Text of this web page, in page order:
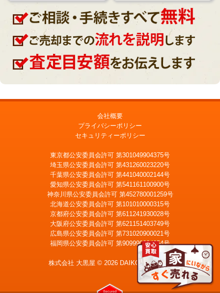
LINE査定 メール査定
宅配買取を申込む
会社概要
プライバシーポリシー
セキュリティーポリシー
東京都公安委員会許可 第301049904375号
埼玉県公安委員会許可 第431260023220号
千葉県公安委員会許可 第441040002144号
愛知県公安委員会許可 第541161100900号
神奈川県公安委員会許可 第452780001259号
北海道公安委員会許可 第101010000315号
京都府公安委員会許可 第611241930028号
大阪府公安委員会許可 第621151403749号
広島県公安委員会許可 第731020900021号
福岡県公安委員会許可 第909990034054号
株式会社 大黒屋 © 2026 DAIKOKUYA, Inc.